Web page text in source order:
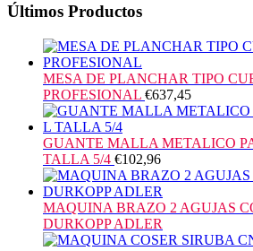
Últimos Productos
MESA DE PLANCHAR TIPO
PROFESIONAL €637,45
GUANTE MALLA METALICO
TALLA 5/4 €102,96
MAQUINA BRAZO 2 AGUJAS
DURKOPP ADLER